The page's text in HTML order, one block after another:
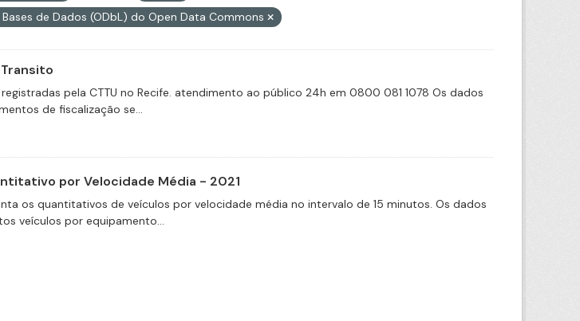
de Dados (ODbL) do Open Data Commons
pela CTTU no Recife. atendimento ao público 24h em 0800 081 1078 Os dados
de fiscalização se...
por Velocidade Média - 2021
os quantitativos de veículos por velocidade média no intervalo de 15 minutos. Os dados
veículos por equipamento...